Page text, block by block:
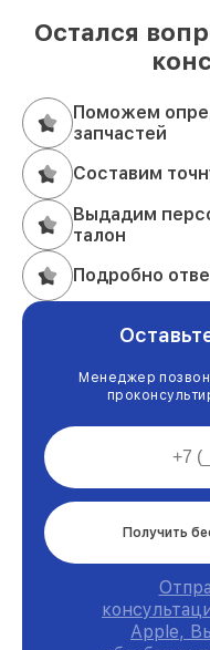
Остался
Поможем
запчастей
Составим
Выдадим
талон
Подробно
Менеджер
Получить
Apple,